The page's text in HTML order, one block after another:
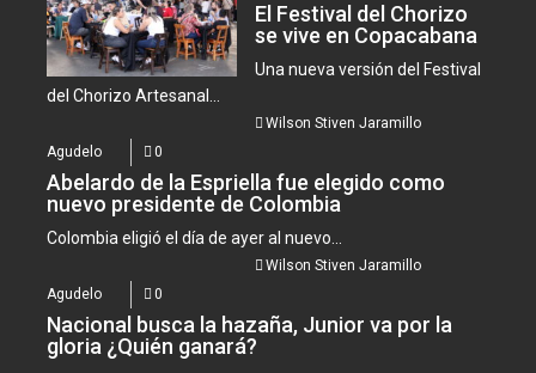
El Festival del Chorizo
se vive en Copacabana
Una nueva versión del Festival
del Chorizo Artesanal...
Wilson Stiven Jaramillo
Agudelo
0
Abelardo de la Espriella fue elegido como
nuevo presidente de Colombia
Colombia eligió el día de ayer al nuevo...
Wilson Stiven Jaramillo
Agudelo
0
Nacional busca la hazaña, Junior va por la
gloria ¿Quién ganará?